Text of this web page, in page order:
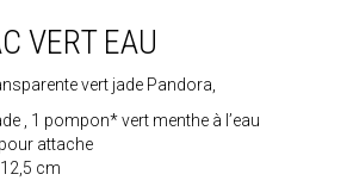
VERT EAU
vert jade Pandora
, 1 pompon* vert menthe à l’eau
attache
cm